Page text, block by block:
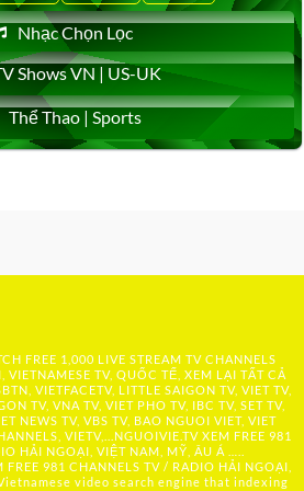
Nhạc Chọn Lọc
Shows VN | US-UK
Thể Thao | Sports
FREE 1,000 LIVE STREAM TV CHANNELS
TV, QUỐC TẾ, XEM LẠI TẤT CẢ
VIETFACETV, LITTLE SAIGON TV, VIET TV,
TV, VNA TV, VIET PHO TV, IBC TV, SET TV,
NEWS TV, VBS TV, BAO NGUOI VIET, VIET
VIETV,... NGUOIVIE.TV XEM FREE 981
HẢI NGOẠI, VIỆT NAM, MỸ, ÂU Á …..
981 CHANNELS TV / RADIO HẢI NGOẠI,
video search engine that indexing